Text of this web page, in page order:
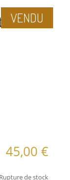
45,00€
VENDU
Rupture de stock